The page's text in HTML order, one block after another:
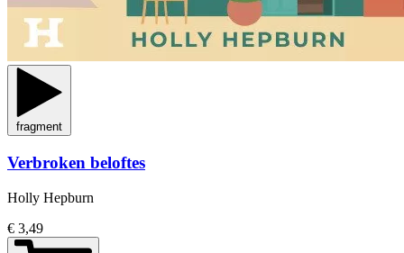
fragment
Verbroken beloftes
Holly Hepburn
€ 3,49